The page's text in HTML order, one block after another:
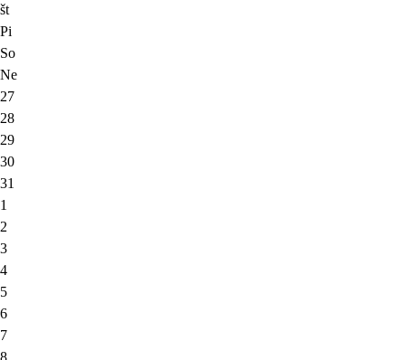
št
Pi
So
Ne
27
28
29
30
31
1
2
3
4
5
6
7
8